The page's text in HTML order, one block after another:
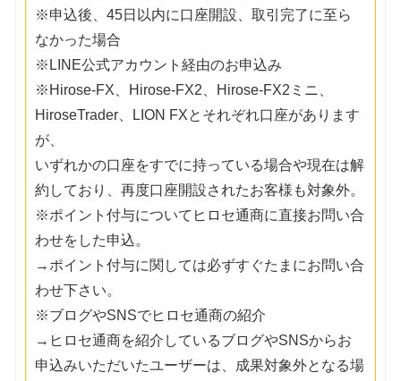
※申込後、45日以内に口座開設、取引完了に至ら
なかった場合
※LINE公式アカウント経由のお申込み
※Hirose-FX、Hirose-FX2、Hirose-FX2ミニ、
HiroseTrader、LION FXとそれぞれ口座があります
が、
いずれかの口座をすでに持っている場合や現在は解
約しており、再度口座開設されたお客様も対象外。
※ポイント付与についてヒロセ通商に直接お問い合
わせをした申込。
→ポイント付与に関しては必ずすぐたまにお問い合
わせ下さい。
※ブログやSNSでヒロセ通商の紹介
→ヒロセ通商を紹介しているブログやSNSからお
申込みいただいたユーザーは、成果対象外となる場